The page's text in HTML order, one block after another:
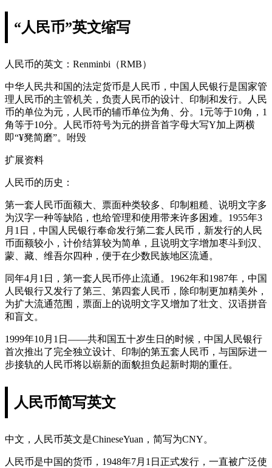
“人民币”英文缩写
人民币的英文：Renminbi（RMB）
中华人民共和国的法定货币是人民币，中国人民银行是国家管
理人民币的主管机关，负责人民币的设计、印制和发行。人民
币的单位为元，人民币的辅币单位为角、分。1元等于10角，1
角等于10分。人民币符号为元的拼音首字母大写Y加上两横
即“¥凳简磨”。咐毁
扩展资料
人民币的历史：
第一套人民币面额大、票面种类较多、印制粗糙、说明文字多
为汉字一种等缺陷，也给管理和使用带来许多困难。1955年3
月1日，中国人民银行奉命发行第二套人民币，新发行的人民
币面额较小，计价结算较为简单，且说明文字增加枣斗到汉、
蒙、藏、维吾尔四种，便于在少数民族地区流通。
同年4月1日，第一套人民币停止流通。1962年和1987年，中国
人民银行又发行了第三、第四套人民币，除印制更加精美外，
为扩大流通范围，票面上的说明文字又增加了壮文、汉语拼音
和盲文。
1999年10月1日——共和国五十岁生日的时候，中国人民银行
首次推出了完全独立设计、印制的第五套人民币，与国际进一
步接轨的人民币将以崭新的面貌担负起新时期的重任。
人民币简写英文
中文，人民币英文是ChineseYuan，简写为CNY。
人民币是中国的货币，1948年7月1日正式发行，一直被广泛使